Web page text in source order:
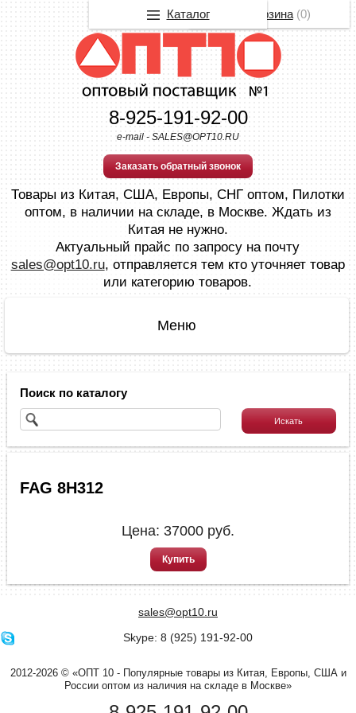
8-925-191-92-00
e-mail - SALES@OPT10.RU
Заказать обратный звонок
Товары из Китая, США, Европы, СНГ оптом, Пилотки
оптом, в наличии на складе, в Москве. Ждать из
Китая не нужно.
Актуальный прайс по запросу на почту
sales@opt10.ru, отправляется тем кто уточняет товар
или категорию товаров.
Поиск по каталогу
FAG 8H312
Цена: 37000 руб.
Купить
sales@opt10.ru
Skype: 8 (925) 191-92-00
2012-2026 © «ОПТ 10 - Популярные товары из Китая, Европы, США и
России оптом из наличия на складе в Москве»
Корзина(0)
Каталог